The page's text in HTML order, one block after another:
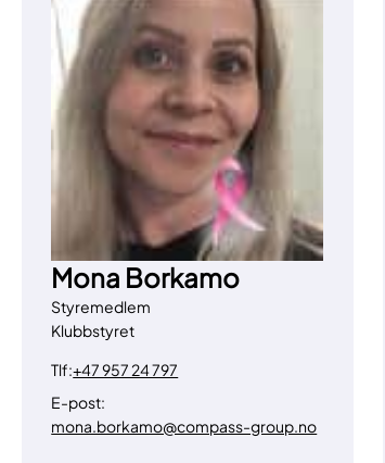
Mona Borkamo
Styremedlem
Klubbstyret
Tlf:+47 957 24 797
E-post:
mona.borkamo@compass-group.no